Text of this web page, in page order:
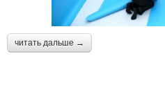
читать дальше →